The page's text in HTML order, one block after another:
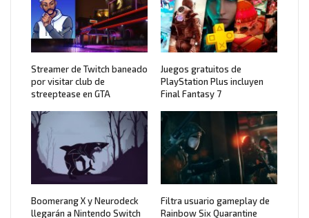
Streamer de Twitch baneado
por visitar club de
streeptease en GTA
Juegos gratuitos de
PlayStation Plus incluyen
Final Fantasy 7
Boomerang X y Neurodeck
llegarán a Nintendo Switch
Filtra usuario gameplay de
Rainbow Six Quarantine